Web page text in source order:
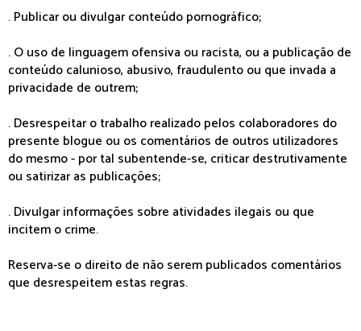
. Publicar ou divulgar conteúdo pornográfico;
. O uso de linguagem ofensiva ou racista, ou a publicação de
conteúdo calunioso, abusivo, fraudulento ou que invada a
privacidade de outrem;
. Desrespeitar o trabalho realizado pelos colaboradores do
presente blogue ou os comentários de outros utilizadores
do mesmo - por tal subentende-se, criticar destrutivamente
ou satirizar as publicações;
. Divulgar informações sobre atividades ilegais ou que
incitem o crime.
Reserva-se o direito de não serem publicados comentários
que desrespeitem estas regras.